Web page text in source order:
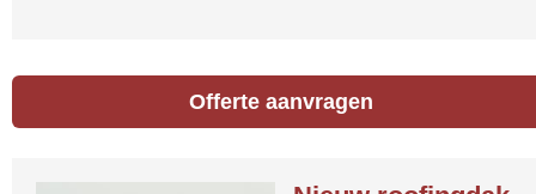
Offerte aanvragen